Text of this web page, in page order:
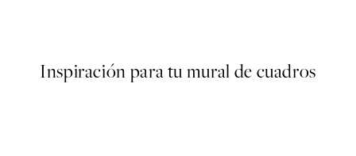
Inspiración para tu mural de cuadros